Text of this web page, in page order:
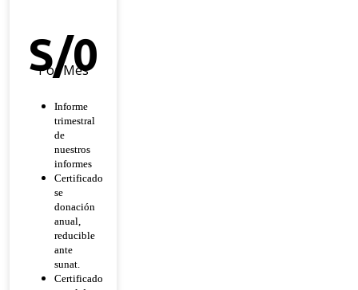
Esperanza
S/0
Por Mes
Informe
trimestral
de
nuestros
informes
Certificado
se
donación
anual,
reducible
ante
sunat.
Certificado